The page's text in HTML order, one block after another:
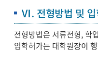
Ⅵ. 전형방법 및 입
전형방법은 서류전형, 학
입학허가는 대학원장이